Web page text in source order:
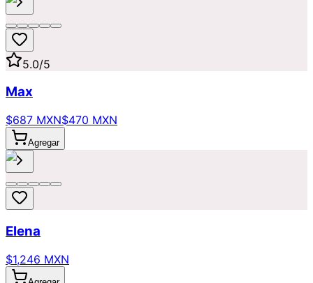
5.0/5
Max
$687 MXN$470 MXN
Agregar
Elena
$1,246 MXN